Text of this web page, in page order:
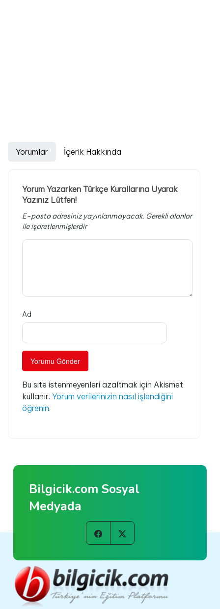
Yorumlar İçerik Hakkında
Yorum Yazarken Türkçe Kurallarına Uyarak
Yazınız Lütfen!
E-posta adresiniz yayınlanmayacak. Gerekli alanlar
ile işaretlenmişlerdir
Ad
Bu site istenmeyenleri azaltmak için Akismet
kullanır. Yorum verilerinizin nasıl işlendiğini
öğrenin.
Bilgicik.com Sosyal
Medyada